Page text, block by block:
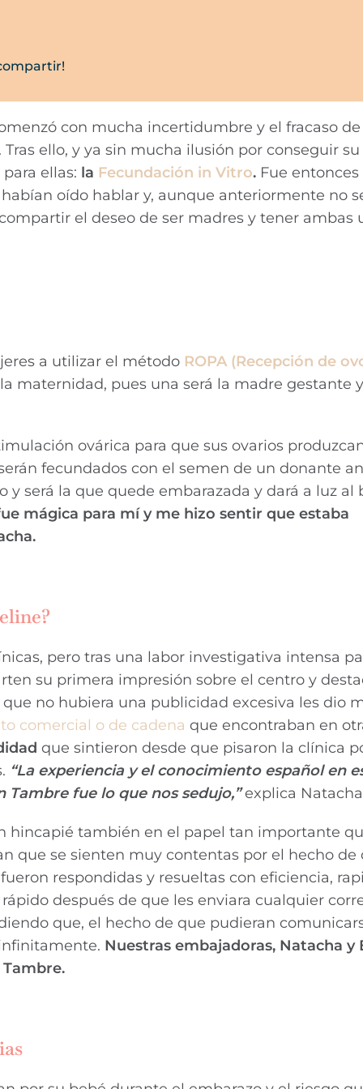
con mucha incertidumbre y el fracaso
ello, y ya sin mucha ilusión por conseguir
ellas: la Fecundación in Vitro. Fue
oído hablar y, aunque anteriormente no
el deseo de ser madres y tener ambas
a utilizar el método ROPA (Recepción de
maternidad, pues una será la madre gestante
ovárica para que sus ovarios
fecundados con el semen de un donante
será la que quede embarazada y dará a luz al
mágica para mí y me hizo sentir que estaba
pero tras una labor investigativa intensa
su primera impresión sobre el centro y
que no hubiera una publicidad excesiva les dio
comercial o de cadena que encontraban en
que sintieron desde que pisaron la clínica
“La experiencia y el conocimiento español en
fue lo que nos sedujo,”explica
hincapié también en el papel tan importante
que se sienten muy contentas por el hecho de
respondidas y resueltas con eficiencia,
después de que les enviara cualquier
que, el hecho de que pudieran
Nuestras embajadoras, Natacha y